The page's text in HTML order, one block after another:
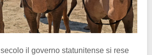
il governo statunitense si rese